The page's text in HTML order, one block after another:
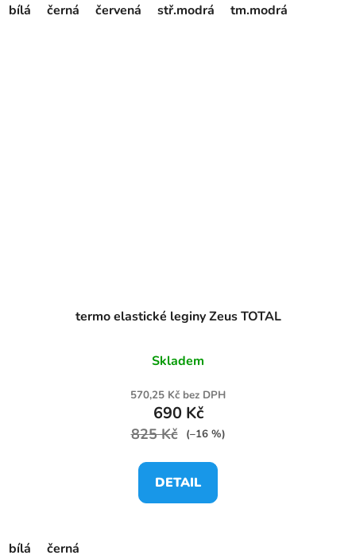
bílá černá červená stř.modrá tm.modrá
termo elastické leginy Zeus TOTAL
Skladem
570,25 Kč bez DPH
690 Kč
825 Kč (–16 %)
DETAIL
bílá černá